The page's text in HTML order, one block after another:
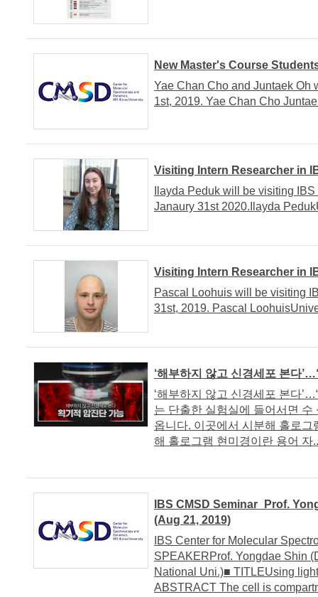
New Master's Course
Yae Chan Cho and Juntaek Oh
1st, 2019. Yae Chan Cho
Visiting Intern Researcher in
Ilayda Peduk will be visiting
Janaury 31st 2020.Ilayda
Visiting Intern Researcher in
Pascal Loohuis will be visiting
31st, 2019. Pascal
‘해부하지 않고 신경세포 본다
‘해부하지 않고 신경세포 본다
는 단출한 실험실에 들어서면
옵니다. 이곳에서 시분해 홀로
해 홀로그램 현미경이란 용어 자
IBS CMSD Seminar_Prof.
(Aug 21, 2019)
IBS Center for Molecular
SPEAKERProf. Yongdae Shin
National Uni.)■ TITLEUsing
ABSTRACT The cell is